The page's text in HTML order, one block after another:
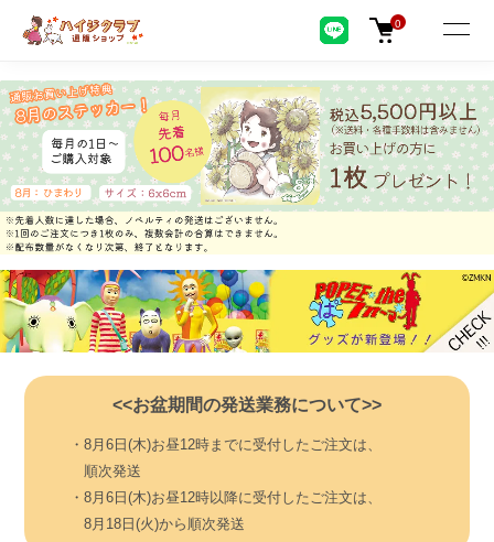
0
<<お盆期間の発送業務について>>
・8月6日(木)お昼12時までに受付したご注文は、
順次発送
・8月6日(木)お昼12時以降に受付したご注文は、
8月18日(火)から順次発送